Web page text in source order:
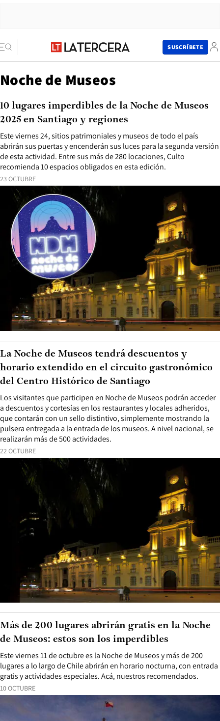
SUSCRÍBETE
Noche de Museos
23 OCTUBRE
Este viernes 24, sitios patrimoniales y museos de todo el país
abrirán sus puertas y encenderán sus luces para la segunda versión
de esta actividad. Entre sus más de 280 locaciones, Culto
recomienda 10 espacios obligados en esta edición.
10 lugares imperdibles de la Noche de Museos
2025 en Santiago y regiones
22 OCTUBRE
Los visitantes que participen en Noche de Museos podrán acceder
a descuentos y cortesías en los restaurantes y locales adheridos,
que contarán con un sello distintivo, simplemente mostrando la
pulsera entregada a la entrada de los museos. A nivel nacional, se
realizarán más de 500 actividades.
La Noche de Museos tendrá descuentos y
horario extendido en el circuito gastronómico
del Centro Histórico de Santiago
10 OCTUBRE
Este viernes 11 de octubre es la Noche de Museos y más de 200
lugares a lo largo de Chile abrirán en horario nocturna, con entrada
gratis y actividades especiales. Acá, nuestros recomendados.
Más de 200 lugares abrirán gratis en la Noche
de Museos: estos son los imperdibles